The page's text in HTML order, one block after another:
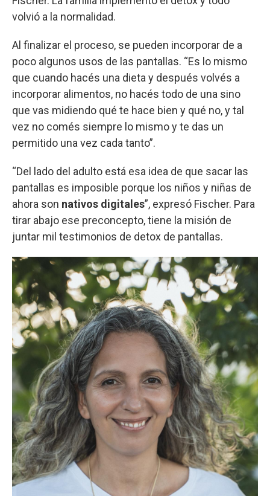
volvió a la normalidad.
Al finalizar el proceso, se pueden incorporar de a
poco algunos usos de las pantallas. “Es lo mismo
que cuando hacés una dieta y después volvés a
incorporar alimentos, no hacés todo de una sino
que vas midiendo qué te hace bien y qué no, y tal
vez no comés siempre lo mismo y te das un
permitido una vez cada tanto”.
“Del lado del adulto está esa idea de que sacar las
pantallas es imposible porque los niños y niñas de
ahora son nativos digitales”, expresó Fischer. Para
tirar abajo ese preconcepto, tiene la misión de
juntar mil testimonios de detox de pantallas.